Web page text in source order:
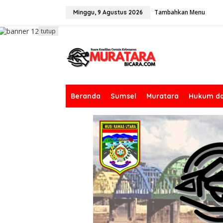
a
Minggu, 9 Agustus 2026 Tambahkan Menu
Beranda Sumsel Muratara Hukum
tutup